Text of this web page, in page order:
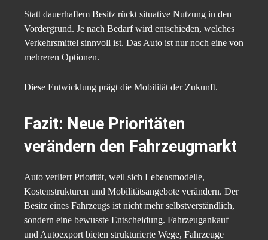
Statt dauerhaftem Besitz rückt situative Nutzung in den
Vordergrund. Je nach Bedarf wird entschieden, welches
Verkehrsmittel sinnvoll ist. Das Auto ist nur noch eine von
mehreren Optionen.
Diese Entwicklung prägt die Mobilität der Zukunft.
Fazit: Neue Prioritäten
verändern den Fahrzeugmarkt
Auto verliert Priorität, weil sich Lebensmodelle,
Kostenstrukturen und Mobilitätsangebote verändern. Der
Besitz eines Fahrzeugs ist nicht mehr selbstverständlich,
sondern eine bewusste Entscheidung. Fahrzeugankauf
und Autoexport bieten strukturierte Wege, Fahrzeuge